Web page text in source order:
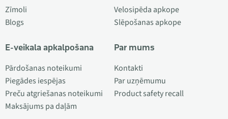
Zīmoli
Blogs
E-veikala apkalpošana
Pārdošanas noteikumi
Piegādes iespējas
Preču atgriešanas noteikumi
Maksājums pa daļām
Velosipēda apkope
Slēpošanas apkope
Par mums
Kontakti
Par uzņēmumu
Product safety recall